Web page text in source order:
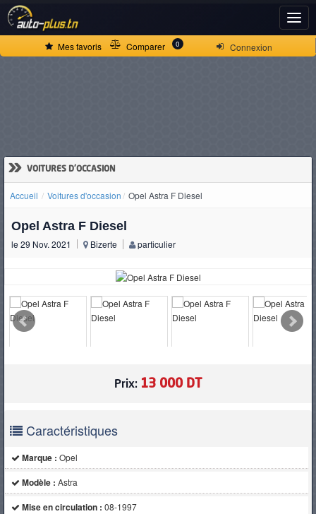
Connexion
Mes favoris Comparer 0
» VOITURES D'OCCASION
Accueil Voitures d'occasion Opel Astra F Diesel
Opel Astra F Diesel
le 29 Nov. 2021 Bizerte particulier
Prix: 13 000 DT
Caractéristiques
Marque : Opel
Modèle : Astra
Mise en circulation : 08-1997
ACCUEIL
D'OCCASION